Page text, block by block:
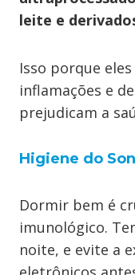
leite e
Isso porque
inflamações e
prejudicam a
Higiene do
Dormir bem é
imunológico.
noite, e evite a